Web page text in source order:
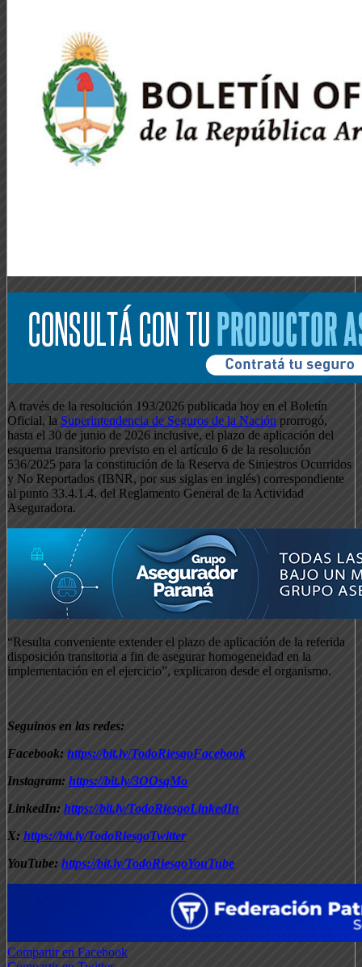
A través de la resolución 193/2026 publicada hoy en el Boletín
Oficial, la Superintendencia de Seguros de la Nación prorrogó,
hasta el 30 de junio de 2026 inclusive, el plazo de aplicación del
esquema transitorio previsto en el artículo 6 de la resolución
536/2025 para la constitución de la Reserva de Siniestros Ocurridos
y No Reportados (IBNR, por sus siglas en inglés) correspondiente
al punto 33.4.1.4. del Reglamento General de la Actividad
Aseguradora.
“Resulta conveniente extender el plazo de aplicación de la referida
disposición transitoria a fin de asegurar homogeneidad en la
implementación en el ejercicio”, explicaron desde el organismo.
Seguinos en las redes:
Facebook: https://bit.ly/TodoRiesgoFacebook
Instagram: https://bit.ly/3OOsqMo
LinkedIn: https://bit.ly/TodoRiesgoLinkedIn
X: https://bit.ly/TodoRiesgoTwitter
YouTube: https://bit.ly/TodoRiesgoYouTube
Compartir en Facebook